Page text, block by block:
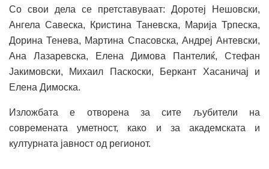
Со свои дела се претставуваат: Доротеј Нешовски,
Ангела Савеска, Кристина Таневска, Марија Трпеска,
Дорина Тенева, Мартина Спасовска, Андреј Антевски,
Ана Лазаревска, Елена Димова Пантелиќ, Стефан
Јакимовски, Михаил Паскоски, Беркант Хасаничај и
Елена Димоска.
Изложбата е отворена за сите љубители на
современата уметност, како и за академската и
културната јавност од регионот.